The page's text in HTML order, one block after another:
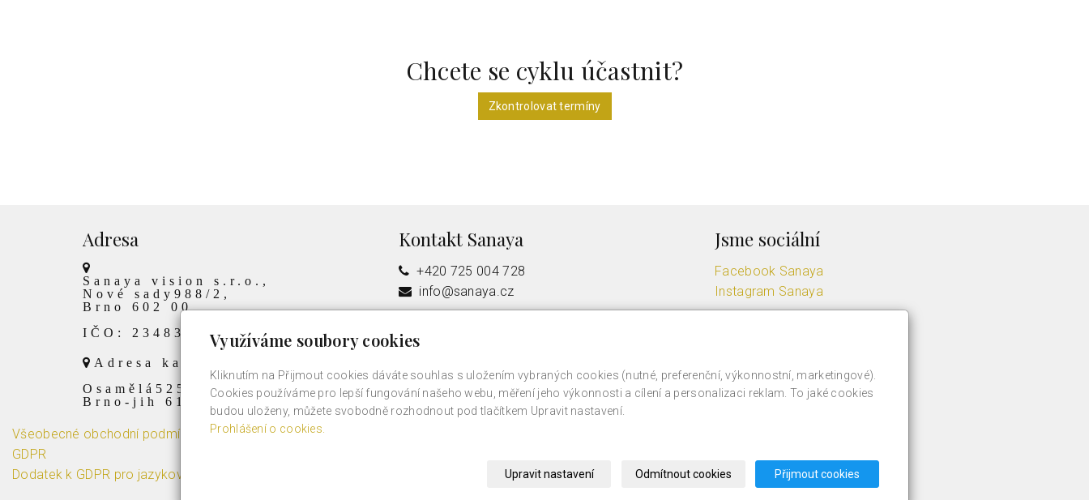
Chcete se cyklu účastnit?
Zkontrolovat termíny
Adresa
Sanaya vision s.r.o.,
Nové sady988/2,
Brno 602 00
IČO: 23483822
Adresa kanceláře:
Osamělá525/40
Brno-jih 619 00
Kontakt Sanaya
+420 725 004 728
info@sanaya.cz
+420 725 004 728
veronika.smyk@sanaya.cz
Jsme sociální
Facebook Sanaya
Instagram Sanaya
Všeobecné obchodní podmínky
GDPR
Dodatek k GDPR pro jazykové kurzy
Využíváme soubory cookies
Kliknutím na Přijmout cookies dáváte souhlas s uložením vybraných cookies (nutné, preferenční, výkonnostní, marketingové).
Cookies používáme pro lepší fungování našeho webu, měření jeho výkonnosti a cílení a personalizaci reklam. To jaké cookies
budou uloženy, můžete svobodně rozhodnout pod tlačítkem Upravit nastavení.
Prohlášení o cookies.
Upravit nastavení Odmítnout cookies Přijmout cookies